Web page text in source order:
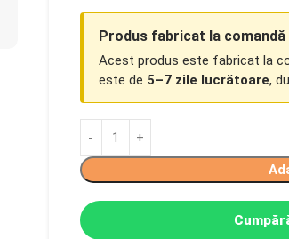
Produs fabricat la comandă
Acest produs este fabricat la
este de 5–7 zile lucrătoare,